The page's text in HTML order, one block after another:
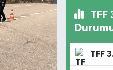
TFF
TFF